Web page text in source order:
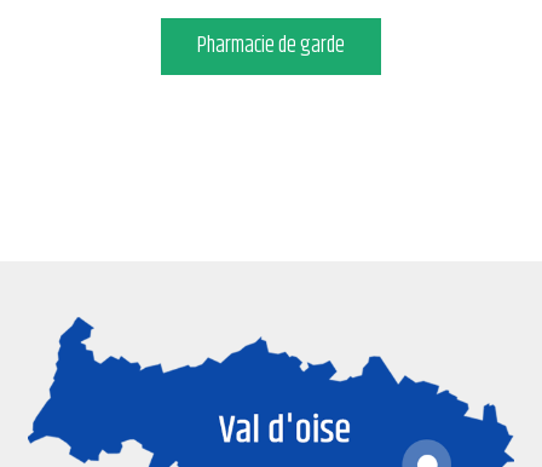
Pharmacie COURBETPharmacie de garde